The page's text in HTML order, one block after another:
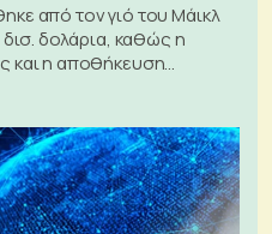
από τον γιό του Μάικλ
δισ. δολάρια, καθώς η
και η αποθήκευση